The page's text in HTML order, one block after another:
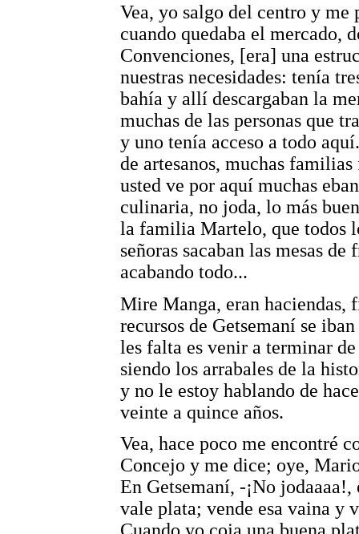
Vea, yo salgo del centro y
cuando quedaba el mercado,
Convenciones, [era] una
nuestras necesidades: tenía
bahía y allí descargaban la
muchas de las personas que
y uno tenía acceso a todo
de artesanos, muchas
usted ve por aquí muchas
culinaria, no joda, lo más
la familia Martelo, que todos
señoras sacaban las mesas
acabando todo...
Mire Manga, eran haciendas,
recursos de Getsemaní se
les falta es venir a terminar
siendo los arrabales de la
y no le estoy hablando de
veinte a quince años.
Vea, hace poco me encontré
Concejo y me dice; oye,
En Getsemaní, -¡No
vale plata; vende esa vaina y